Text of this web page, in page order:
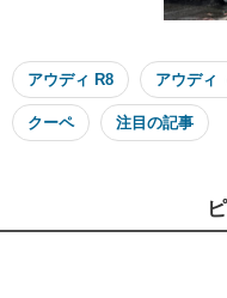
アウディ R8 アウディ
クーペ 注目の記事